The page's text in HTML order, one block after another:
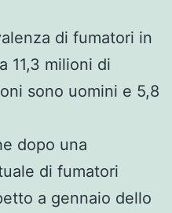
di fumatori in
11,3 milioni di
sono uomini e 5,8
dopo una
di fumatori
a gennaio dello